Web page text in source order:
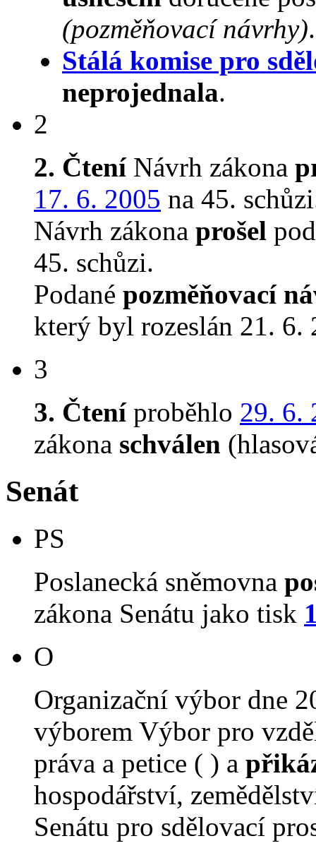
(pozměňovací návrhy).
Stálá komise pro
neprojednala.
2
2. ČteníNávrh zákona
17. 6. 2005 na 45.
Návrh zákona prošel
45. schůzi.
Podané pozměňovací
který byl rozeslán 21. 6.
3
3. Čteníproběhlo 29. 6.
zákona schválen
Senát
PS
Poslanecká sněmovna
zákona Senátu jako tisk
O
Organizační výbor dne
výborem Výbor pro
práva a petice ( ) a
hospodářství,
Senátu pro sdělovací